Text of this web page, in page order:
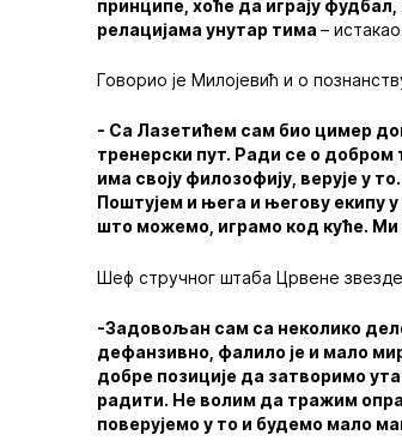
принципе, хоће да играју
релацијама унутар тима–
Говорио је Милојевић и о
- Са Лазетићем сам био цимер
тренерски пут. Ради се о добром
има своју филозофију, верује у
Поштујем и њега и његову екипу
што можемо, играмо код куће.
Шеф стручног штаба Црвене
-Задовољан сам са неколико
дефанзивно, фалило је и мало
добре позиције да затворимо
радити. Не волим да тражим
поверујемо у то и будемо мало